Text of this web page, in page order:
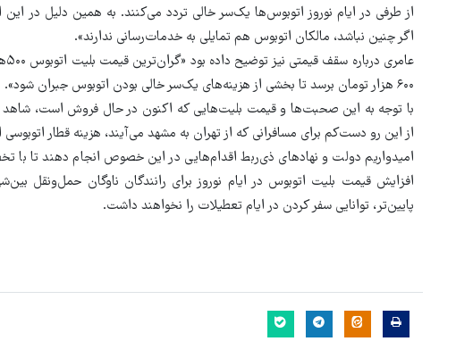
از طرفی در ایام نوروز اتوبوس‌ها یک‌سر خالی تردد می‌کنند. به همین دلیل در
اگر چنین نباشد، مالکان اتوبوس هم تمایلی به خدمات‌رسانی ندارند».
۶۰۰ هزار تومان برسد تا بخشی از هزینه‌های یک‌سر خالی بودن اتوبوس جبران شود».
از این رو دست‌کم برای مسافرانی که از تهران به مشهد می‌آیند، هزینه قطار
امیدواریم دولت و نهادهای ذی‌ربط اقدام‌هایی در این خصوص انجام دهند تا با
افزایش قیمت بلیت اتوبوس در ایام نوروز برای رانندگان ناوگان حمل‌ونقل
پایین‌تر، توانایی سفر کردن در ایام تعطیلات را نخواهند داشت.